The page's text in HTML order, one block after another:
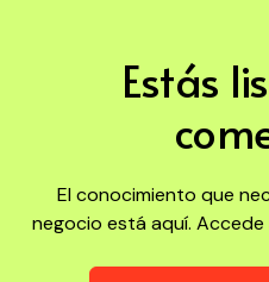
Estás
El conocimiento que
negocio está aquí.